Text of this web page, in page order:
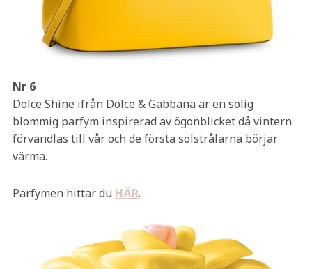
Nr 6
Dolce Shine ifrån Dolce & Gabbana är en solig
blommig parfym inspirerad av ögonblicket då vintern
förvandlas till vår och de första solstrålarna börjar
värma.
Parfymen hittar du HÄR.